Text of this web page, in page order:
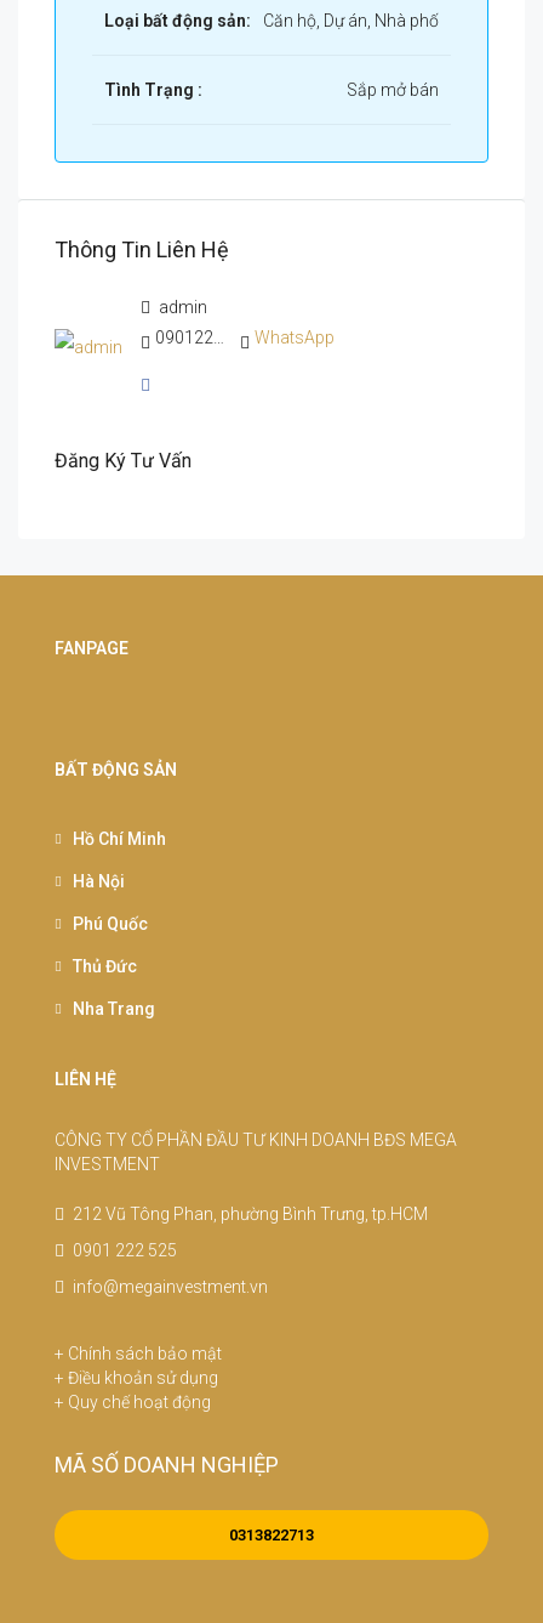
Loại bất động sản: Căn hộ, Dự án, Nhà phố
Tình Trạng : Sắp mở bán
Thông Tin Liên Hệ
admin
WhatsApp
Đăng Ký Tư Vấn
FANPAGE
BẤT ĐỘNG SẢN
Hồ Chí Minh
Hà Nội
Phú Quốc
Thủ Đức
Nha Trang
LIÊN HỆ
CÔNG TY CỔ PHẦN ĐẦU TƯ KINH DOANH BĐS MEGA
INVESTMENT
212 Vũ Tông Phan, phường Bình Trưng, tp.HCM
0901 222 525
info@megainvestment.vn
+ Chính sách bảo mật
+ Điều khoản sử dụng
+ Quy chế hoạt động
MÃ SỐ DOANH NGHIỆP
0313822713